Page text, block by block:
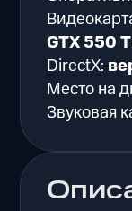
GTX 550
DirectX:
Место на
Звуковая